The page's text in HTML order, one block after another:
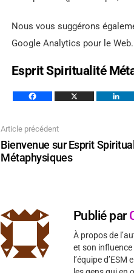
Nous vous suggérons
Google Analytics pour le Web.
Esprit Spiritualité
Article précédent
Bienvenue sur Esprit
Métaphysiques
Publié par
À propos de
et son
l’équipe